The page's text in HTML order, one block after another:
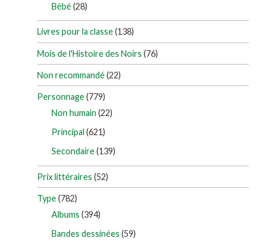
Bébé(28)
Livres pour la classe(138)
Mois de l'Histoire des Noirs (76)
Non recommandé(22)
Personnage(779)
Non humain (22)
Principal (621)
Secondaire(139)
Prix littéraires (52)
Type(782)
Albums (394)
Bandes dessinées (59)